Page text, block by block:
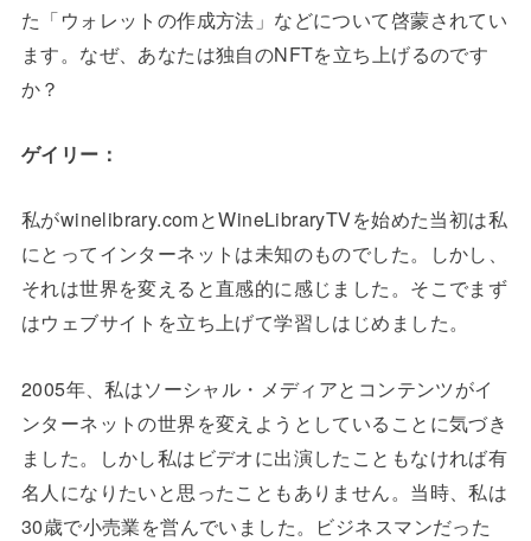
た「ウォレットの作成方法」などについて啓蒙されてい
ます。なぜ、あなたは独自のNFTを立ち上げるのです
か？
ゲイリー：
私がwinelibrary.comとWineLibraryTVを始めた当初は私
にとってインターネットは未知のものでした。しかし、
それは世界を変えると直感的に感じました。そこでまず
はウェブサイトを立ち上げて学習しはじめました。
2005年、私はソーシャル・メディアとコンテンツがイ
ンターネットの世界を変えようとしていることに気づき
ました。しかし私はビデオに出演したこともなければ有
名人になりたいと思ったこともありません。当時、私は
30歳で小売業を営んでいました。ビジネスマンだった